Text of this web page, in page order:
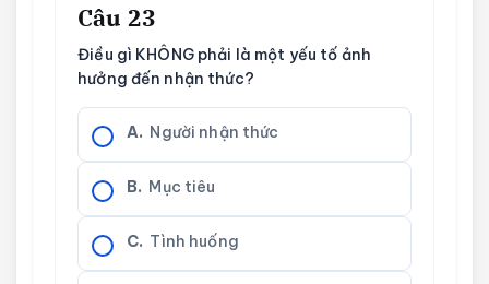
Câu 23
Điều gì KHÔNG phải là một yếu tố ảnh
hưởng đến nhận thức?
A. Người nhận thức
B. Mục tiêu
C. Tình huống